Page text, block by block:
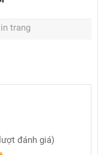
in trang
đánh giá)